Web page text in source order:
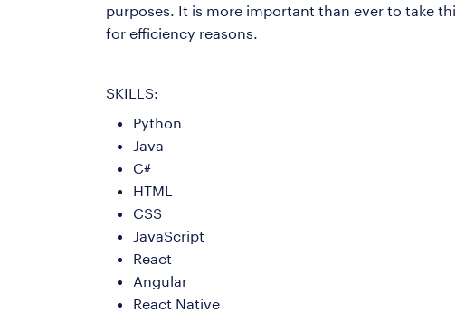
purposes. It is more important than ever to take
for efficiency reasons.
SKILLS:
Python
Java
C#
HTML
CSS
JavaScript
React
Angular
React Native